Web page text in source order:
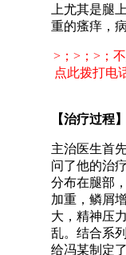
上尤其是腿
重的瘙痒，
>；>；>；
点此拨打电
【治疗过程】
主治医生首
问了他的治
分布在腿部
加重，鳞屑
大，精神压
乱。结合系
给冯某制定